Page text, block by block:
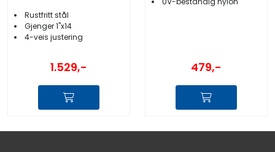
Rustfritt stål
Gjenger 1''x14
4-veis justering
1.529,- 479,-